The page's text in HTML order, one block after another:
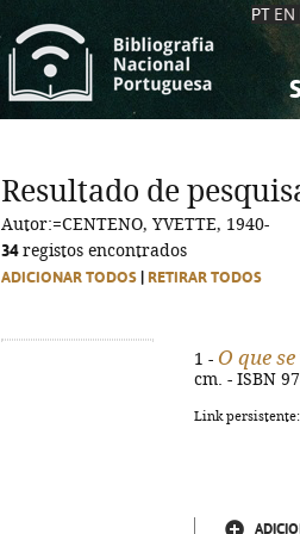
PT EN
Resultado de
Autor:=CENTENO, YVETTE, 1940-
34registos encontrados
ADICIONAR TODOS RETIRAR TODOS
1 - O que se
cm. - ISBN
Link